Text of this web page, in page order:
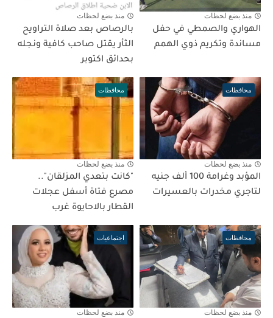
منذ بضع لحظات
الهواري والصمطي في حفل
مساندة وتكريم ذوي الهمم
منذ بضع لحظات
بالرصاص بعد صلاة التراويح
الثأر يقتل صاحب كافية ونجله
بحدائق اكتوبر
محافظات
منذ بضع لحظات
المؤبد وغرامة 100 ألف جنيه
لتاجري مخدرات بالعسيرات
محافظات
منذ بضع لحظات
"كانت بتعدي المزلقان"..
مصرع فتاة أسفل عجلات
القطار بالاحايوة غرب
محافظات
منذ بضع لحظات
اجتماعيات
منذ بضع لحظات